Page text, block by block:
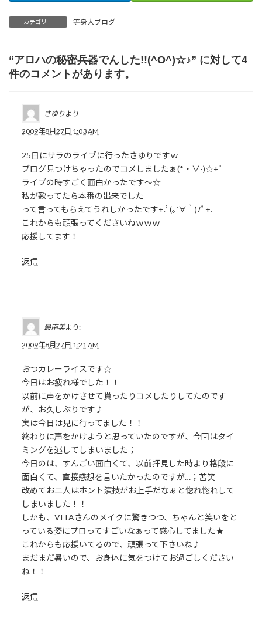
カテゴリー 等身大ブログ
“アロハの秘密兵器でんした!!(^O^)☆♪” に対して4
件のコメントがあります。
さゆりより:
2009年8月27日 1:03 AM
25日にサラのライブに行ったさゆりですｗ
ブログ見つけちゃったのでコメしましたぁ(*・∀-)☆+゜
ライブの時すごく面白かったです～☆
私が歌ってたら本番の出来でした
って言ってもらえてうれしかったです+.ﾟ(｡´∀｀)ﾉﾟ+.
これからも頑張ってくださいねｗｗｗ
応援してます！
返信
最南美より:
2009年8月27日 1:21 AM
おつカレーライスです☆
今日はお疲れ様でした！！
以前に声をかけさせて貰ったりコメしたりしてたのです
が、お久しぶりです♪
実は今日は見に行ってました！！
終わりに声をかけようと思っていたのですが、今回はタイ
ミングを逃してしまいました；
今日のは、すんごい面白くて、以前拝見した時より格段に
面白くて、直接感想を言いたかったのですが…；苦笑
改めてお二人はホント演技がお上手だなぁと惚れ惚れして
しまいました！！
しかも、VITAさんのメイクに驚きつつ、ちゃんと笑いをと
っている姿にプロってすごいなぁって感心してました★
これからも応援いてるので、頑張って下さいね♪
まだまだ暑いので、お身体に気をつけてお過ごしください
ね！！
返信